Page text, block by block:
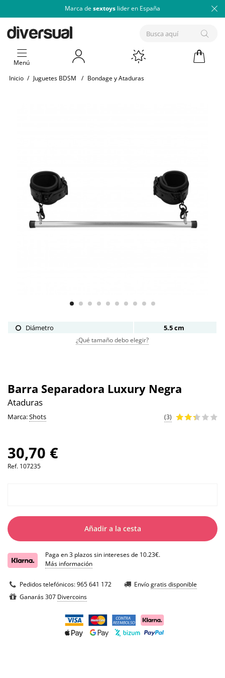
Marca de sextoys lider en España
Menú
Inicio / Juguetes BDSM / Bondage y Ataduras
Diámetro 5.5 cm
¿Qué tamaño debo elegir?
Barra Separadora Luxury Negra
Ataduras
Marca:Shots (3)
30,70 €
Ref. 107235
Añadir a la cesta
Paga en 3 plazos sin intereses de 10.23€.
Más información
Pedidos telefónicos:965 641 172 Envíogratis disponible
Ganarás 307 Divercoins